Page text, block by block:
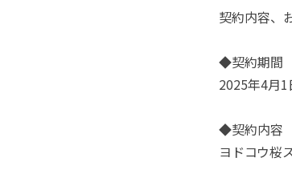
契約内容、
◆契約期間
2025年4月
◆契約内容
ヨドコウ桜